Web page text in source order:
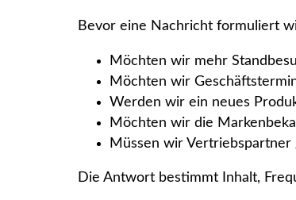
Bevor eine Nachricht formuliert
Möchten wir mehr
Möchten wir
Werden wir ein neues
Möchten wir die
Müssen wir Vertriebspartner
Die Antwort bestimmt Inhalt,